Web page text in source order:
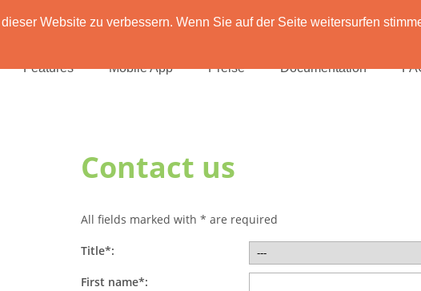
Website zu verbessern. Wenn Sie auf der Seite weitersurfen
Features Mobile App Preise Documentation
Contact us
All fields marked with * are required
Title*:
First name*: